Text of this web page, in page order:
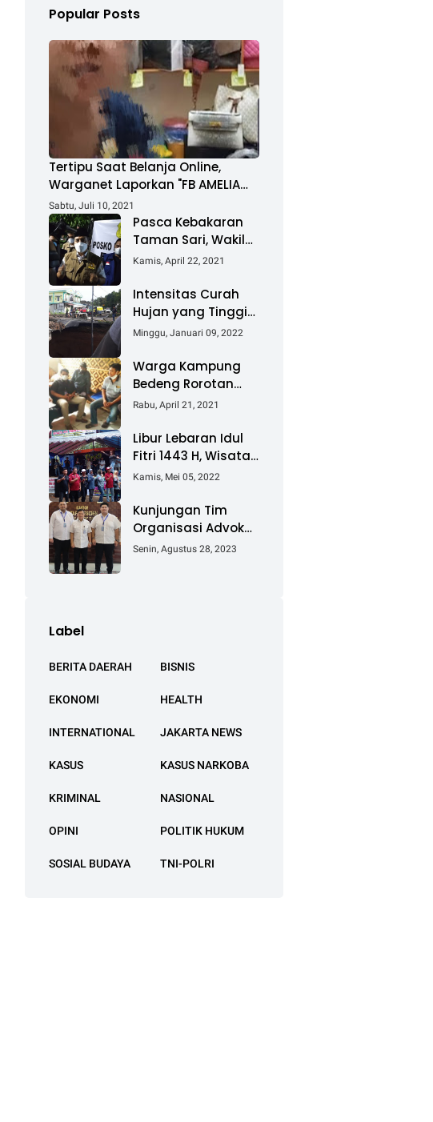
Popular Posts
Tertipu Saat Belanja Online,
Warganet Laporkan "FB AMELIA
ACHMAD"
Sabtu, Juli 10, 2021
Pasca Kebakaran
Taman Sari, Wakil
Walikota Kunjungi
Dan Salurkan
Bantuan
Kamis, April 22, 2021
Intensitas Curah
Hujan yang Tinggi
Akibatkan Jalan
Nyaris Putus
Minggu, Januari 09, 2022
Warga Kampung
Bedeng Rorotan
Jakarta Utara,
Pembebasan Lahan
Tol Cibitung -
Cilincing
Rabu, April 21, 2021
Libur Lebaran Idul
Fitri 1443 H, Wisata
Air Tambak Asmara
Ribuan Pengunjung
Kamis, Mei 05, 2022
Kunjungan Tim
Organisasi Advokat
(OA) Peradi Utama
Senin, Agustus 28, 2023
Label
BERITA DAERAH BISNIS
EKONOMI HEALTH
INTERNATIONAL JAKARTA NEWS
KASUS KASUS NARKOBA
KRIMINAL NASIONAL
OPINI POLITIK HUKUM
SOSIAL BUDAYA TNI-POLRI